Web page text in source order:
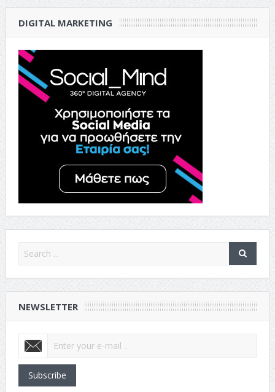
DIGITAL MARKETING
NEWSLETTER
Subscribe